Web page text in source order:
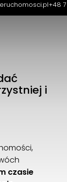
+48
i
czasie